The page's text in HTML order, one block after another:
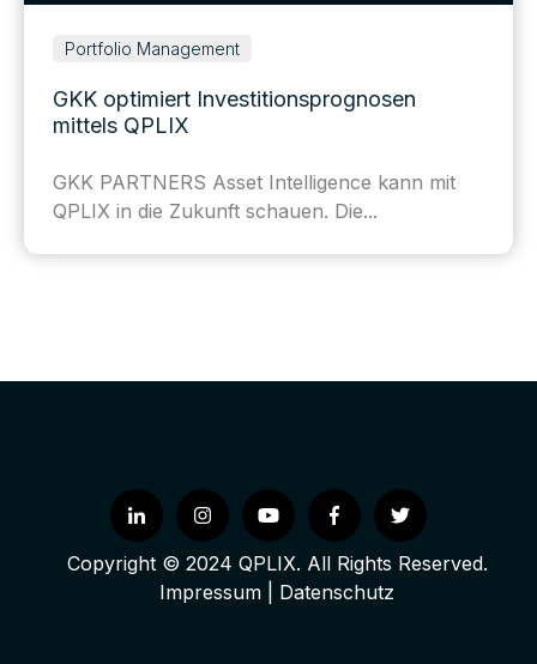
Portfolio Management
GKK optimiert Investitionsprognosen
mittels QPLIX
GKK PARTNERS Asset Intelligence kann mit
QPLIX in die Zukunft schauen. Die...
Copyright © 2024 QPLIX. All Rights Reserved.
Impressum
Datenschutz